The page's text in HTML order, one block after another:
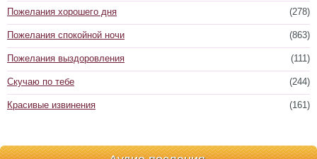
(278)
Пожелания хорошего дня
(863)
Пожелания спокойной ночи
(111)
Пожелания выздоровления
(244)
Скучаю по тебе
(161)
Красивые извинения